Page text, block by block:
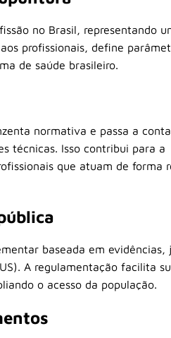
no Brasil, representando
profissionais, define
de saúde brasileiro.
normativa e passa a
técnicas. Isso contribui para a
que atuam de forma
baseada em evidências,
A regulamentação facilita
o acesso da população.